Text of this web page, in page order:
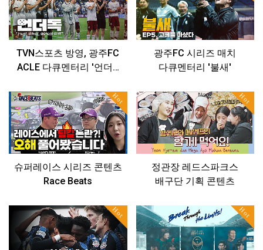
TVN스포츠 방영, 광주FC
ACLE 다큐멘터리 '언더…
광주FC 시리즈 매치
다큐멘터리 '불새'
Hot
슈퍼레이스 시리즈 콘텐츠
Race Beats
Hot
정관장 레드스파크스
배구단 기획 콘텐츠
Hot Hot